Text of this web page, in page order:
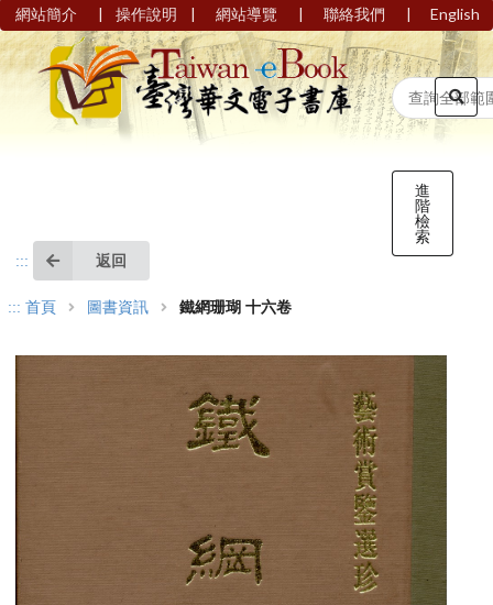
網站簡介 | 操作說明 | 網站導覽 | 聯絡我們 | English
進
階
檢
索
::: 返回
::: 首頁 圖書資訊 鐵網珊瑚 十六卷